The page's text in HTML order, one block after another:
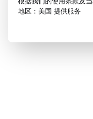
地区：美国 提供服务